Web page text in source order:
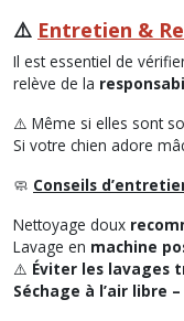
⚠️ Entretien &
Il est essentiel de
relève de la
⚠️ Même si elles sont
Si votre chien adore
🧼 Conseils
Nettoyage doux
Lavage en machine
⚠️ Éviter les lavages
Séchage à l’air libre